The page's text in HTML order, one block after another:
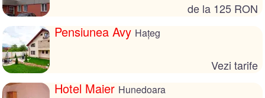
de la 125 RON
Pensiunea Avy Hațeg
Vezi tarife
Hotel Maier Hunedoara